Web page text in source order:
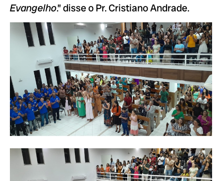
Evangelho.” disse o Pr. Cristiano Andrade.